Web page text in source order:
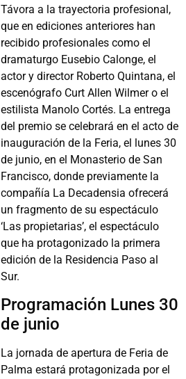
Távora a la trayectoria profesional,
que en ediciones anteriores han
recibido profesionales como el
dramaturgo Eusebio Calonge, el
actor y director Roberto Quintana, el
escenógrafo Curt Allen Wilmer o el
estilista Manolo Cortés. La entrega
del premio se celebrará en el acto de
inauguración de la Feria, el lunes 30
de junio, en el Monasterio de San
Francisco, donde previamente la
compañía La Decadensia ofrecerá
un fragmento de su espectáculo
‘Las propietarias’, el espectáculo
que ha protagonizado la primera
edición de la Residencia Paso al
Sur.
Programación Lunes 30
de junio
La jornada de apertura de Feria de
Palma estará protagonizada por el